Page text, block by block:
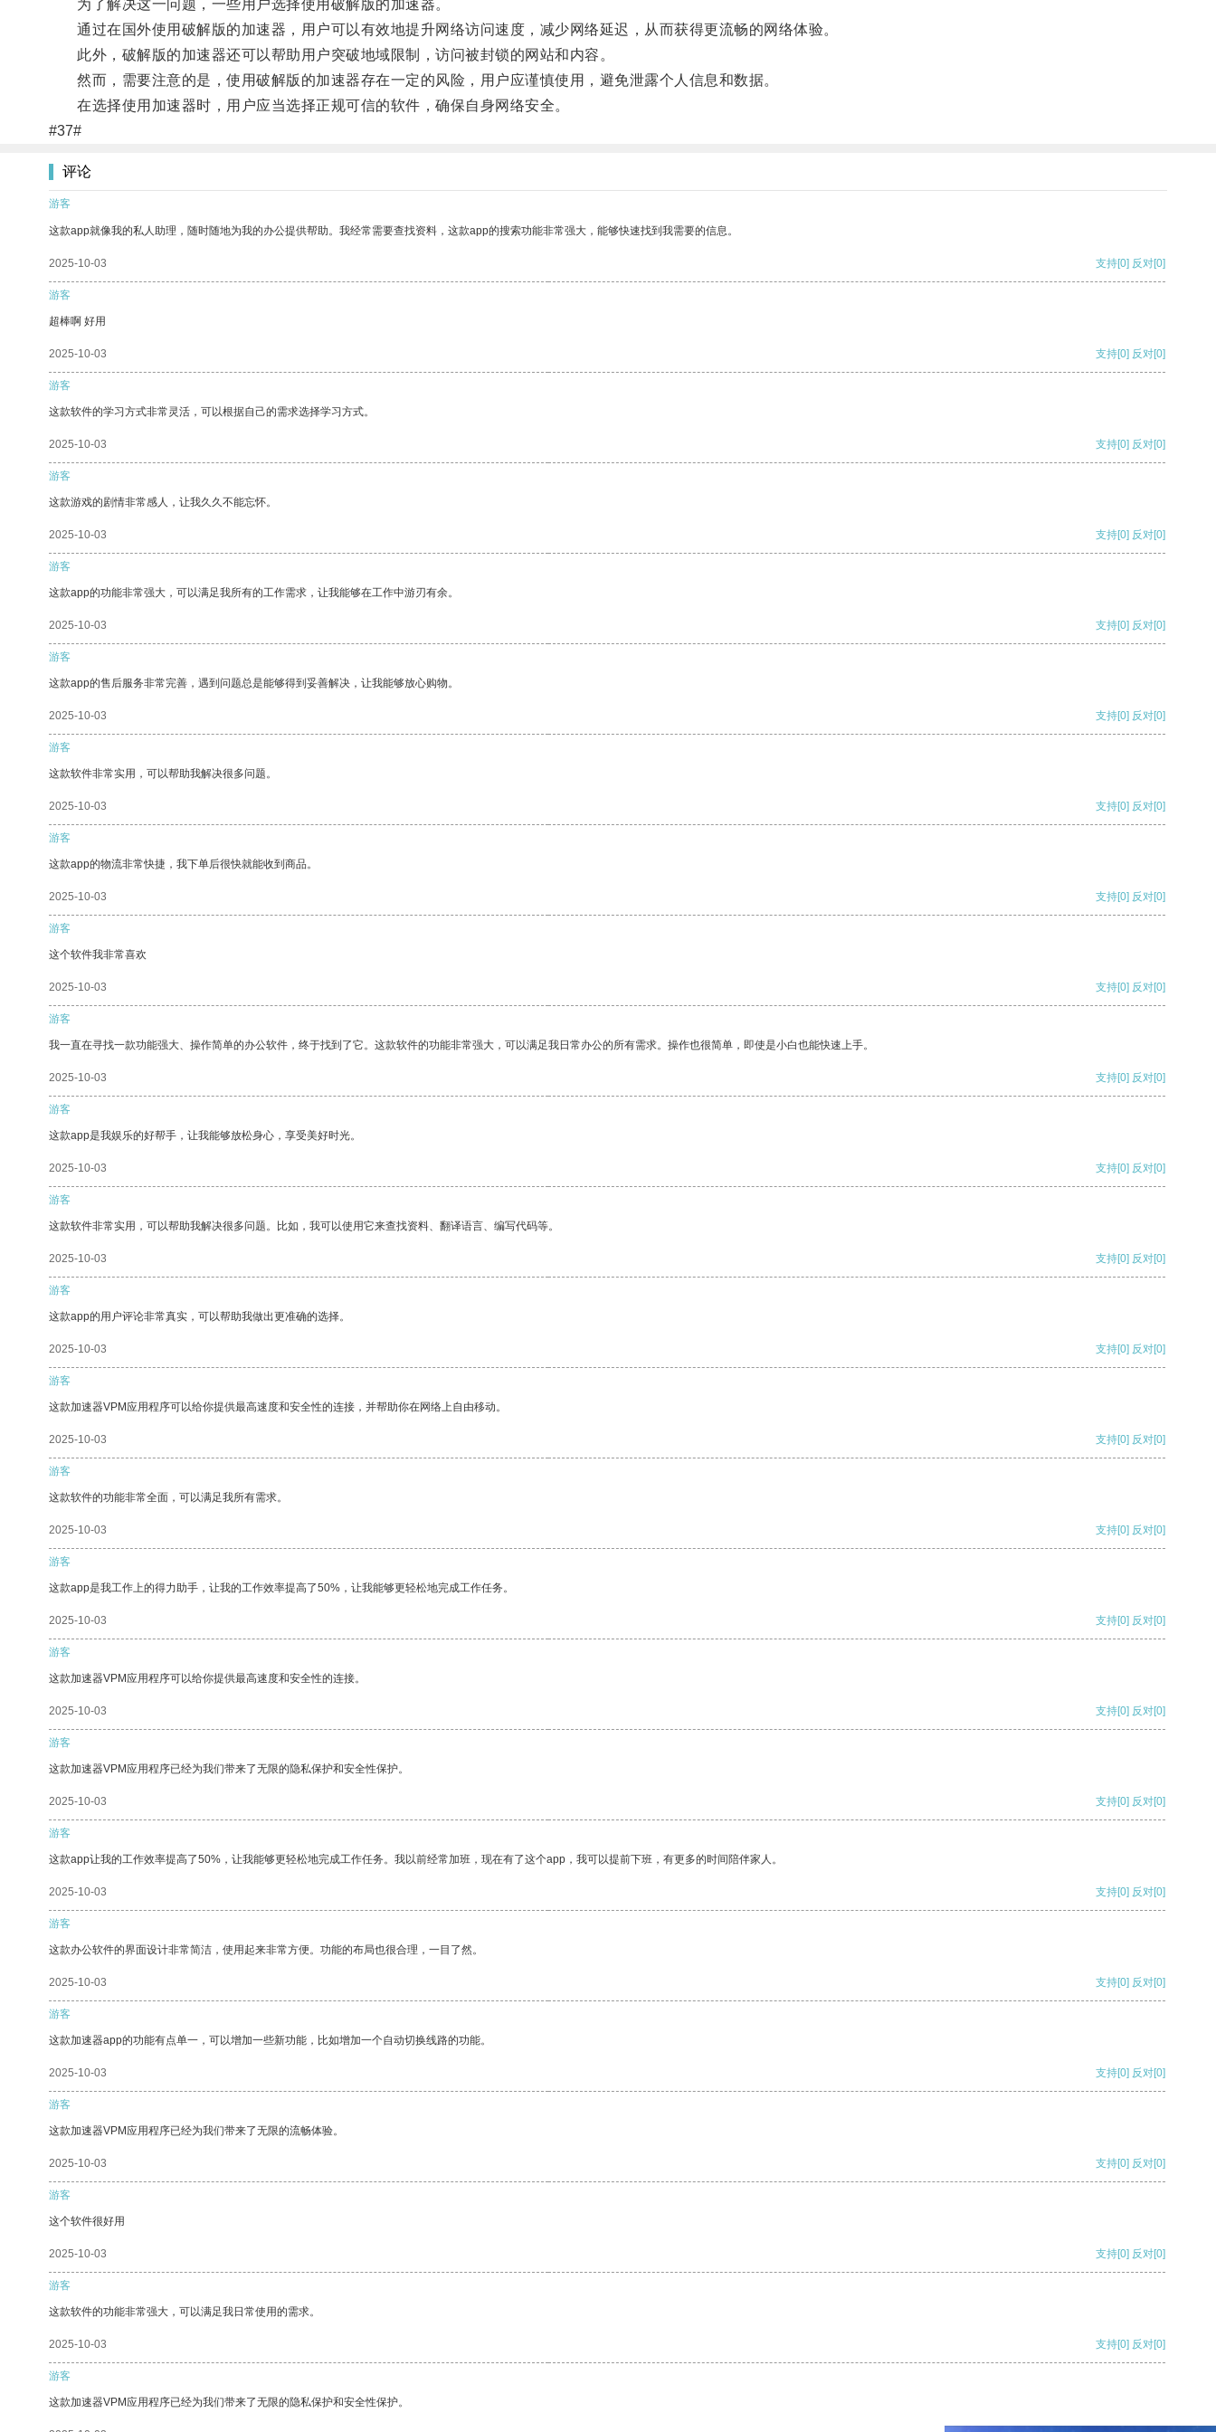
为了解决这一问题，一些用户选择使用破解版的加速器。
通过在国外使用破解版的加速器，用户可以有效地提升网络访问速度，减少网络延迟，从而获得更流畅的网络体验。
此外，破解版的加速器还可以帮助用户突破地域限制，访问被封锁的网站和内容。
然而，需要注意的是，使用破解版的加速器存在一定的风险，用户应谨慎使用，避免泄露个人信息和数据。
在选择使用加速器时，用户应当选择正规可信的软件，确保自身网络安全。
#37#
评论
游客
这款app就像我的私人助理，随时随地为我的办公提供帮助。我经常需要查找资料，这款app的搜索功能非常强大，能够快速找到我需要的信息。
2025-10-03 支持[0] 反对[0]
游客
超棒啊 好用
2025-10-03 支持[0] 反对[0]
游客
这款软件的学习方式非常灵活，可以根据自己的需求选择学习方式。
2025-10-03 支持[0] 反对[0]
游客
这款游戏的剧情非常感人，让我久久不能忘怀。
2025-10-03 支持[0] 反对[0]
游客
这款app的功能非常强大，可以满足我所有的工作需求，让我能够在工作中游刃有余。
2025-10-03 支持[0] 反对[0]
游客
这款app的售后服务非常完善，遇到问题总是能够得到妥善解决，让我能够放心购物。
2025-10-03 支持[0] 反对[0]
游客
这款软件非常实用，可以帮助我解决很多问题。
2025-10-03 支持[0] 反对[0]
游客
这款app的物流非常快捷，我下单后很快就能收到商品。
2025-10-03 支持[0] 反对[0]
游客
这个软件我非常喜欢
2025-10-03 支持[0] 反对[0]
游客
我一直在寻找一款功能强大、操作简单的办公软件，终于找到了它。这款软件的功能非常强大，可以满足我日常办公的所有需求。操作也很简单，即使是小白也能快速上手。
2025-10-03 支持[0] 反对[0]
游客
这款app是我娱乐的好帮手，让我能够放松身心，享受美好时光。
2025-10-03 支持[0] 反对[0]
游客
这款软件非常实用，可以帮助我解决很多问题。比如，我可以使用它来查找资料、翻译语言、编写代码等。
2025-10-03 支持[0] 反对[0]
游客
这款app的用户评论非常真实，可以帮助我做出更准确的选择。
2025-10-03 支持[0] 反对[0]
游客
这款加速器VPM应用程序可以给你提供最高速度和安全性的连接，并帮助你在网络上自由移动。
2025-10-03 支持[0] 反对[0]
游客
这款软件的功能非常全面，可以满足我所有需求。
2025-10-03 支持[0] 反对[0]
游客
这款app是我工作上的得力助手，让我的工作效率提高了50%，让我能够更轻松地完成工作任务。
2025-10-03 支持[0] 反对[0]
游客
这款加速器VPM应用程序可以给你提供最高速度和安全性的连接。
2025-10-03 支持[0] 反对[0]
游客
这款加速器VPM应用程序已经为我们带来了无限的隐私保护和安全性保护。
2025-10-03 支持[0] 反对[0]
游客
这款app让我的工作效率提高了50%，让我能够更轻松地完成工作任务。我以前经常加班，现在有了这个app，我可以提前下班，有更多的时间陪伴家人。
2025-10-03 支持[0] 反对[0]
游客
这款办公软件的界面设计非常简洁，使用起来非常方便。功能的布局也很合理，一目了然。
2025-10-03 支持[0] 反对[0]
游客
这款加速器app的功能有点单一，可以增加一些新功能，比如增加一个自动切换线路的功能。
2025-10-03 支持[0] 反对[0]
游客
这款加速器VPM应用程序已经为我们带来了无限的流畅体验。
2025-10-03 支持[0] 反对[0]
游客
这个软件很好用
2025-10-03 支持[0] 反对[0]
游客
这款软件的功能非常强大，可以满足我日常使用的需求。
2025-10-03 支持[0] 反对[0]
游客
这款加速器VPM应用程序已经为我们带来了无限的隐私保护和安全性保护。